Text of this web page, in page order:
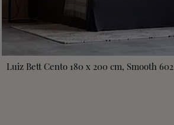
Luiz Bett Cento 180 x 200 cm, Smooth 602